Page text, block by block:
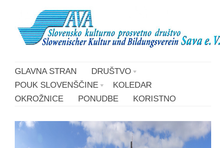
GLAVNA STRAN
DRUŠTVO
POUK SLOVENŠČINE
KOLEDAR
OKROŽNICE
PONUDBE KORISTNO